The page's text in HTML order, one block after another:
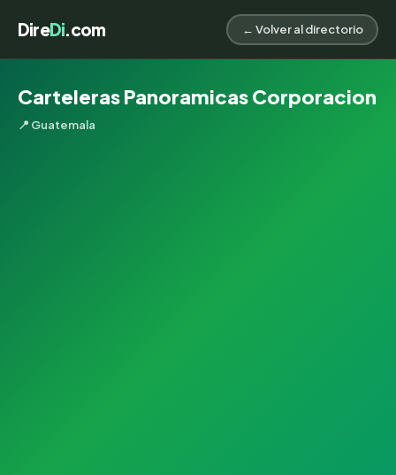
DireDi.com ← Volver al directorio
Carteleras Panoramicas Corporacion
📍 Guatemala